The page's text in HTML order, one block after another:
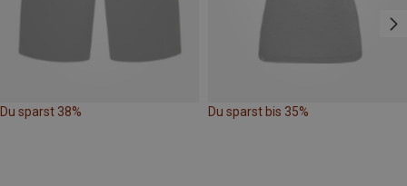
Du sparst 38% Du sparst bis 35%